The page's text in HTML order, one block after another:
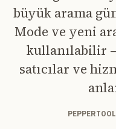
büyük arama
Mode ve yeni
kullanılabilir
satıcılar ve